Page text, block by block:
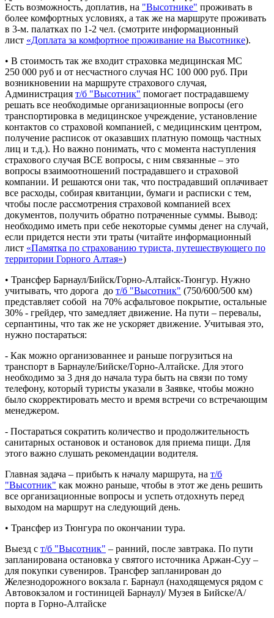
Есть возможность, доплатив, на "Высотнике" проживать в
более комфортных условиях, а так же на маршруте проживать
в 3-м. палатках по 1-2 чел. (смотрите информационный
лист «Доплата за комфортное проживание на Высотнике).
• В стоимость так же входит страховка медицинская МС
250 000 руб и от несчастного случая НС 100 000 руб. При
возникновении на маршруте страхового случая,
Администрация т/б "Высотник" помогает пострадавшему
решать все необходимые организационные вопросы (его
транспортировка в медицинское учреждение, установление
контактов со страховой компанией, с медицинским центром,
получение расписок от оказавших платную помощь частных
лиц и т.д.). Но важно понимать, что с момента наступления
страхового случая ВСЕ вопросы, с ним связанные – это
вопросы взаимоотношений пострадавшего и страховой
компании. И решаются они так, что пострадавший оплачивает
все расходы, собирая квитанции, бумаги и расписки с тем,
чтобы после рассмотрения страховой компанией всех
документов, получить обратно потраченные суммы. Вывод:
необходимо иметь при себе некоторые суммы денег на случай,
если придется нести эти траты (читайте информационный
лист «Памятка по страхованию туриста, путешествующего по
территории Горного Алтая»)
• Трансфер Барнаул/Бийск/Горно-Алтайск-Тюнгур. Нужно
учитывать, что дорога до т/б "Высотник" (750/600/500 км)
представляет собой на 70% асфальтовое покрытие, остальные
30% - грейдер, что замедляет движение. На пути – перевалы,
серпантины, что так же не ускоряет движение. Учитывая это,
нужно постараться:
- Как можно организованнее и раньше погрузиться на
транспорт в Барнауле/Бийске/Горно-Алтайске. Для этого
необходимо за 3 дня до начала тура быть на связи по тому
телефону, который туристы указали в Заявке, чтобы можно
было скорректировать место и время встречи со встречающим
менеджером.
- Постараться сократить количество и продолжительность
санитарных остановок и остановок для приема пищи. Для
этого важно слушать рекомендации водителя.
Главная задача – прибыть к началу маршрута, на т/б
"Высотник" как можно раньше, чтобы в этот же день решить
все организационные вопросы и успеть отдохнуть перед
выходом на маршрут на следующий день.
• Трансфер из Тюнгура по окончании тура.
Выезд с т/б "Высотник" – ранний, после завтрака. По пути
запланирована остановка у святого источника Аржан-Суу –
для покупки сувениров. Трансфер запланирован до
Железнодорожного вокзала г. Барнаул (находящемуся рядом с
Автовокзалом и гостиницей Барнаул)/ Музея в Бийске/А/
порта в Горно-Алтайске